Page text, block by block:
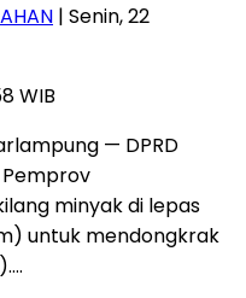
| Senin, 22
WIB
— DPRD
minyak di lepas
untuk mendongkrak